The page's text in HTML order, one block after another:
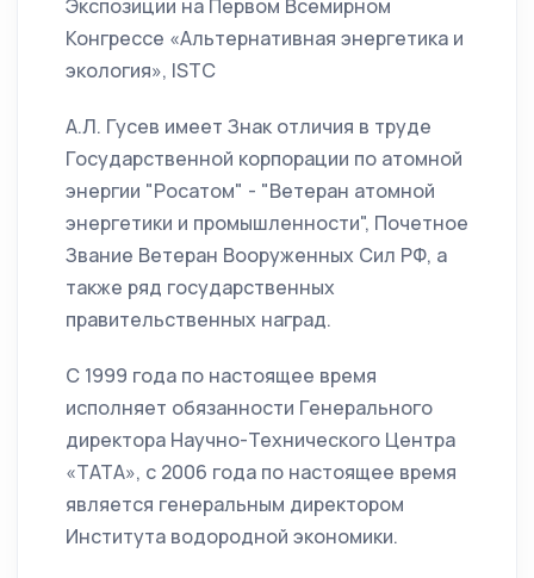
Экспозиции на Первом Всемирном
Конгрессе «Альтернативная энергетика и
экология», ISTC
А.Л. Гусев имеет Знак отличия в труде
Государственной корпорации по атомной
энергии "Росатом" - "Ветеран атомной
энергетики и промышленности", Почетное
Звание Ветеран Вооруженных Сил РФ, а
также ряд государственных
правительственных наград.
С 1999 года по настоящее время
исполняет обязанности Генерального
директора Научно-Технического Центра
«ТАТА», с 2006 года по настоящее время
является генеральным директором
Института водородной экономики.